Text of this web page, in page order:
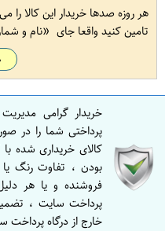
هر روزه صدها خریدار این کالا را
تامین کنید واقعا جای
نام و
خریدار گرامی
پرداختی شما را در
کالای خریداری شده
بودن ، تفاوت رنگ
فروشنده و یا هر
پرداخت سایت ،
خارج از درگاه پرداخت